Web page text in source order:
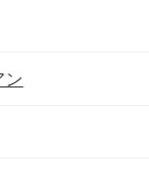
ン